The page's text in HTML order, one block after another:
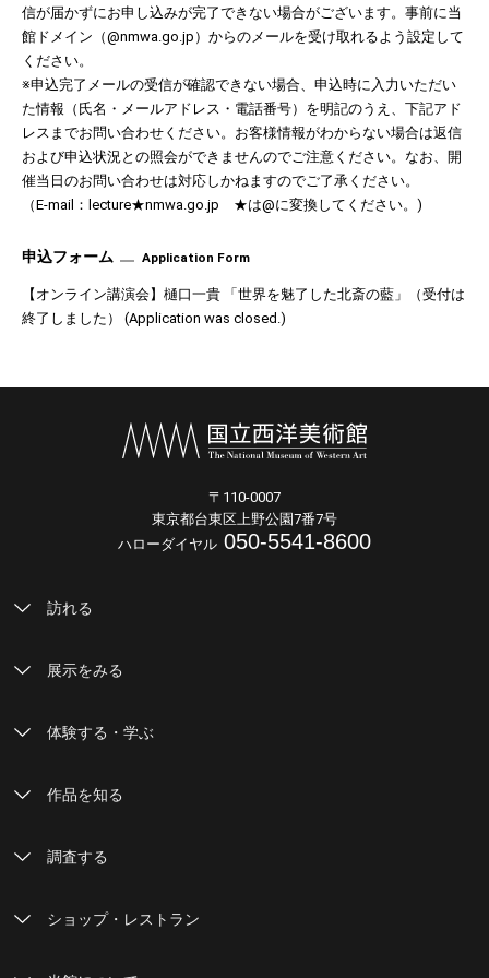
信が届かずにお申し込みが完了できない場合がございます。事前に当
館ドメイン（@nmwa.go.jp）からのメールを受け取れるよう設定して
ください。
※申込完了メールの受信が確認できない場合、申込時に入力いただい
た情報（氏名・メールアドレス・電話番号）を明記のうえ、下記アド
レスまでお問い合わせください。お客様情報がわからない場合は返信
および申込状況との照会ができませんのでご注意ください。なお、開
催当日のお問い合わせは対応しかねますのでご了承ください。
（E-mail：lecture★nmwa.go.jp ★は@に変換してください。)
申込フォーム Application Form
【オンライン講演会】樋口一貴 「世界を魅了した北斎の藍」（受付は
終了しました） (Application was closed. )
〒110-0007
東京都台東区上野公園7番7号
ハローダイヤル 050-5541-8600
訪れる
展示をみる
体験する・学ぶ
作品を知る
調査する
ショップ・レストラン